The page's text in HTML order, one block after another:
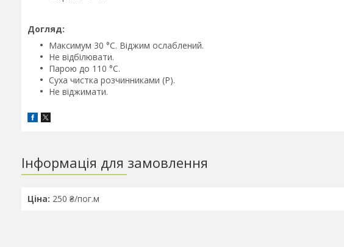
Догляд:
Максимум 30 °C. Віджим ослаблений.
Не відбілювати.
Парою до 110 °C.
Суха чистка розчинниками (P).
Не віджимати.
Інформація для замовлення
Ціна: 250 ₴/пог.м